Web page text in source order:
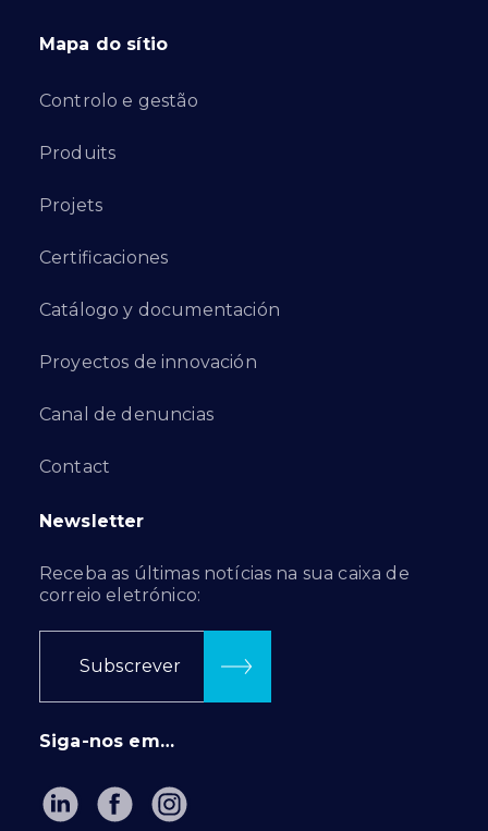
Mapa do sítio
Controlo e gestão
Produits
Projets
Certificaciones
Catálogo y documentación
Proyectos de innovación
Canal de denuncias
Contact
Newsletter
Receba as últimas notícias na sua caixa de
correio eletrónico:
Subscrever
Siga-nos em…